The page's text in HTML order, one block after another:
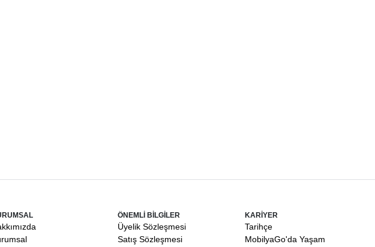
ÖNEMLİ BİLGİLER
Üyelik Sözleşmesi
Satış Sözleşmesi
KARİYER
Tarihçe
MobilyaGo'da Yaşam